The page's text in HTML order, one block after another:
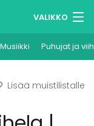
VALIKKO
Musiikki Puhujat ja
Lisää muistilistalle